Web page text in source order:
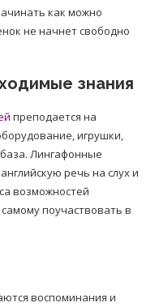
как можно
не начнет свободно
знания
преподается на
игрушки,
Лингафонные
речь на слух и
возможностей
поучаствовать в
воспоминания и